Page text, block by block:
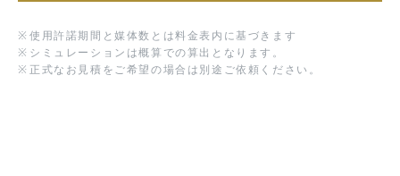
※ 使用許諾期間と媒体数とは料金表内に基づきます
※ シミュレーションは概算での算出となります。
※ 正式なお見積をご希望の場合は別途ご依頼ください。